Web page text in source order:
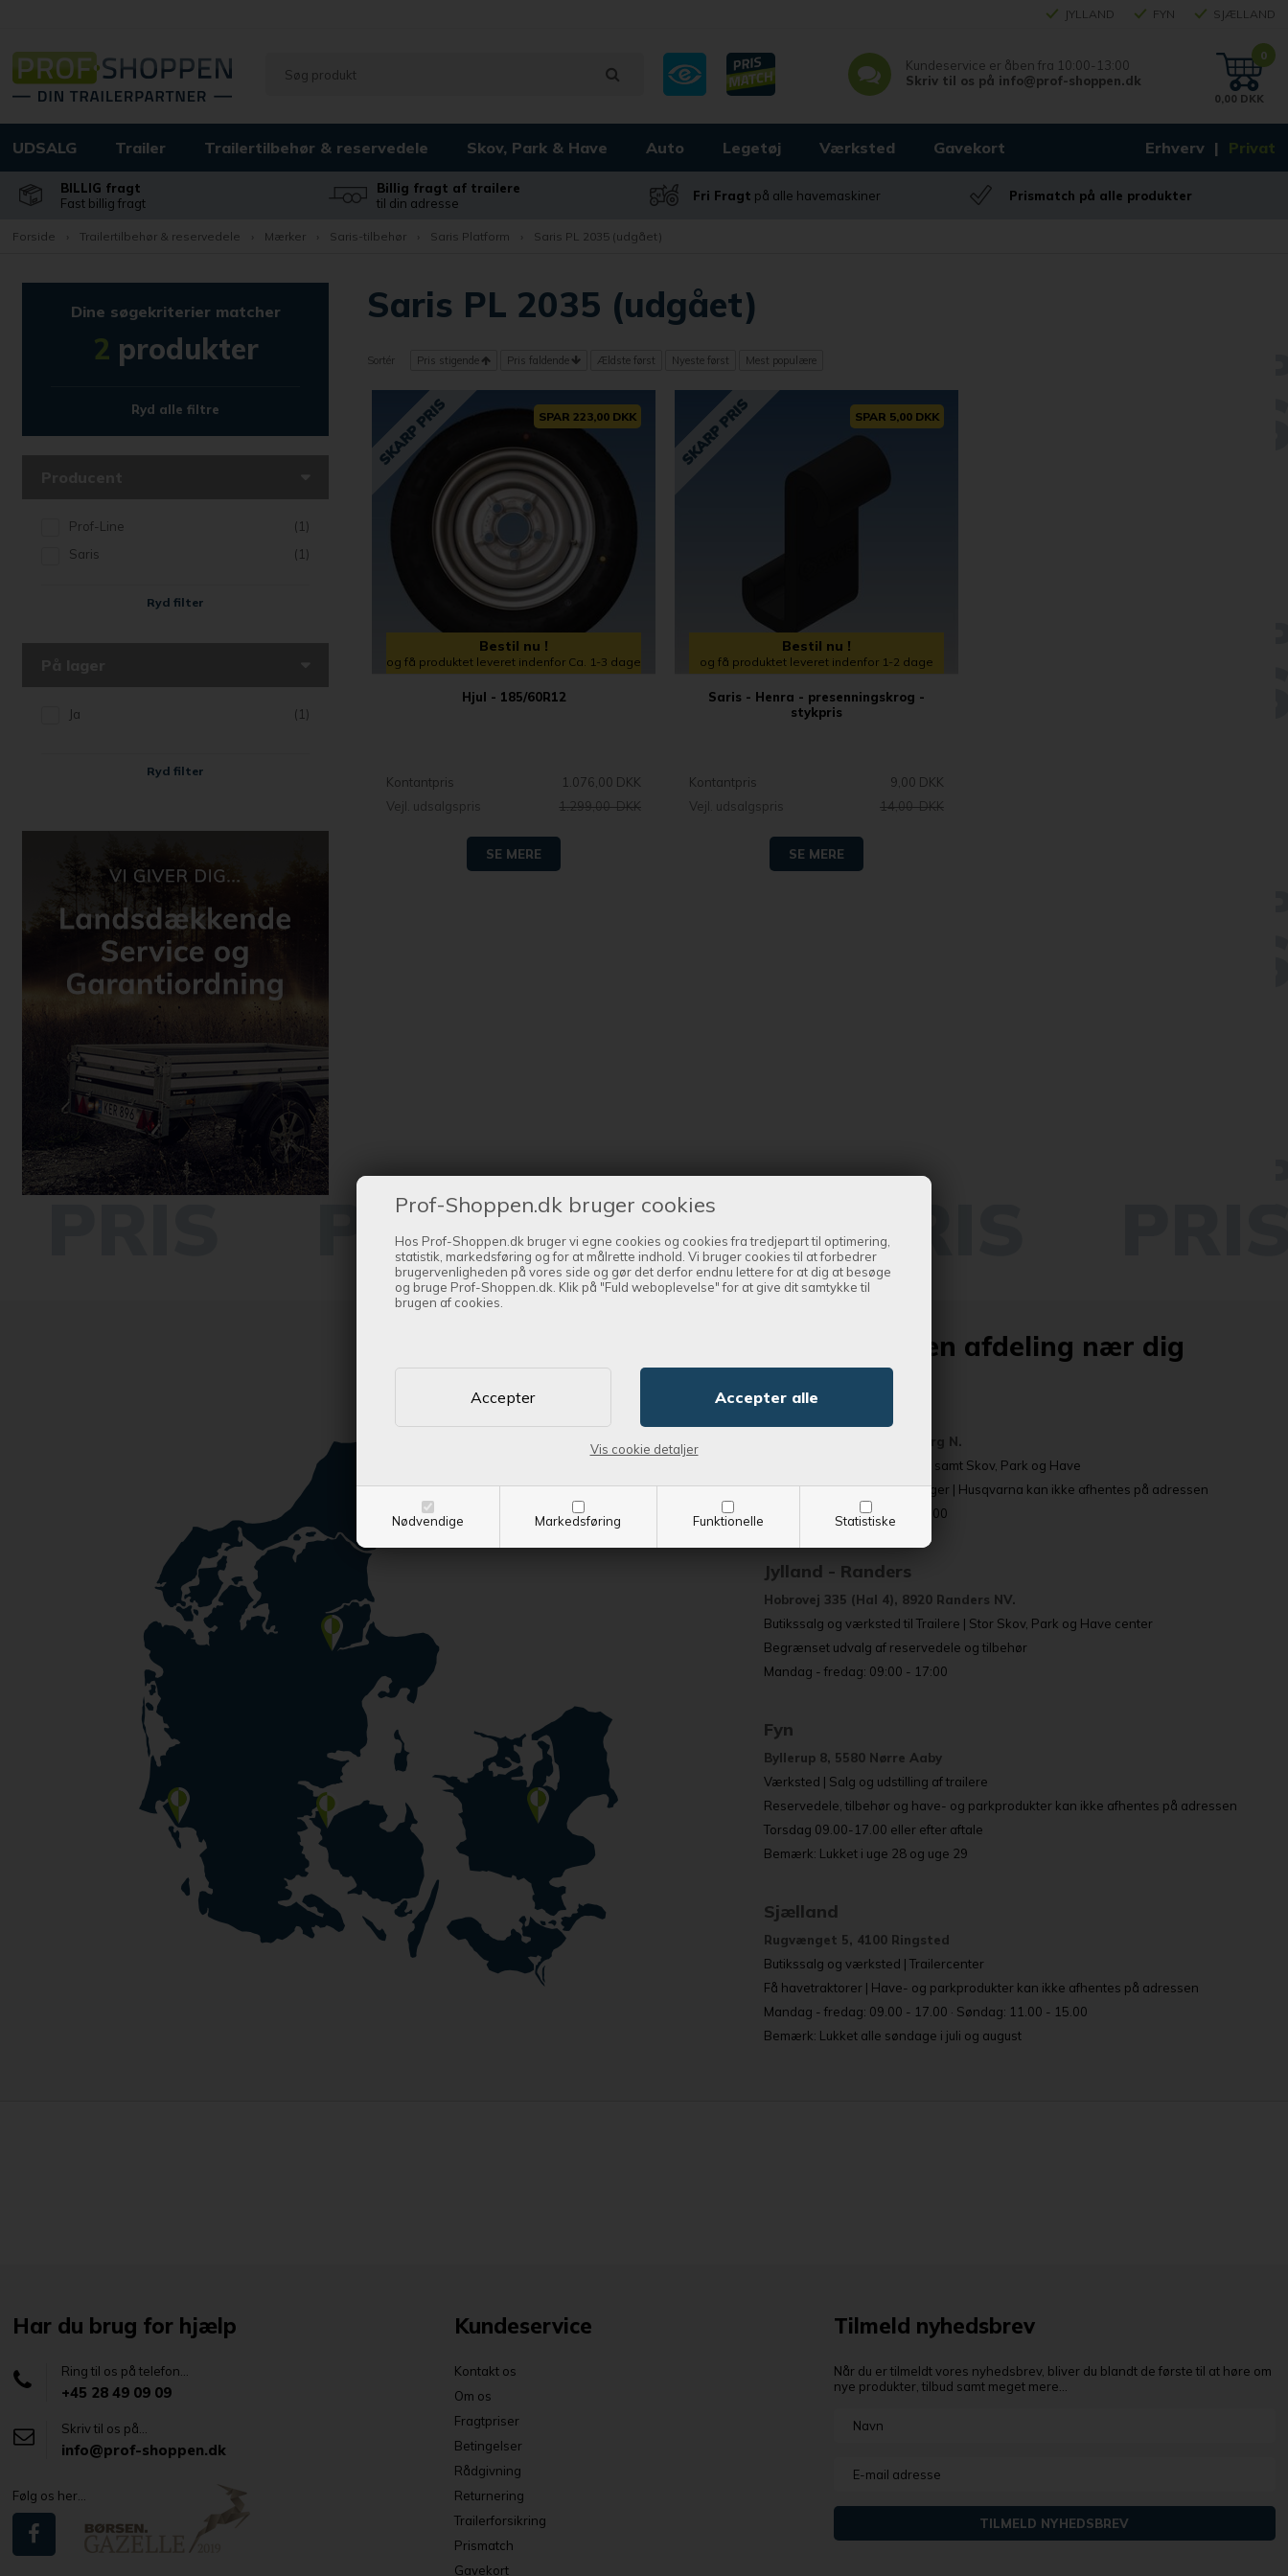
Prof-Shoppen.dk bruger cookies
Hos Prof-Shoppen.dk bruger vi egne cookies og cookies fra tredjepart til optimering,
statistik, markedsføring og for at målrette indhold. Vi bruger cookies til at forbedrer
brugervenligheden på vores side og gør det derfor endnu lettere for at dig at besøge
og bruge Prof-Shoppen.dk. Klik på "Fuld weboplevelse" for at give dit samtykke til
brugen af cookies.
Nødvendige Markedsføring Funktionelle Statistiske
Vis cookie detaljer
Erhverv Privat
JYLLAND FYN SJÆLLAND
Kundeservice er åben fra 10:00-13:00
Skriv til os på info@prof-shoppen.dk
0
0,00 DKK
UDSALG Trailer Trailertilbehør & reservedele Skov, Park & Have Auto Legetøj Værksted Gavekort
BILLIG fragt
Fast billig fragt
Billig fragt af trailere
til din adresse
Fri Fragt på alle havemaskiner Prismatch på alle produkter
Forside Trailertilbehør & reservedele Mærker Saris-tilbehør Saris Platform Saris PL 2035 (udgået)
Dine søgekriterier matcher
2 produkter
Ryd alle filtre
Prof-Line
(1)
Saris
(1)
Ryd filter
Ja (1)
Ryd filter
Saris PL 2035 (udgået)
Sortér Pris stigende Pris faldende Ældste først Nyeste først Mest populære
SPAR 223,00 DKK
Bestil nu !
og få produktet leveret indenfor Ca. 1-3 dage
Hjul - 185/60R12
Kontantpris
1.076,00 DKK
Vejl. udsalgspris
1.299,00 DKK
SE MERE
SPAR 5,00 DKK
Bestil nu !
og få produktet leveret indenfor 1-2 dage
Saris - Henra - presenningskrog -
stykpris
Kontantpris
9,00 DKK
Vejl. udsalgspris
14,00 DKK
SE MERE
Vi har altid en afdeling nær dig
Øresundsvej 7, 6715 Esbjerg N.
Butikssalg og trailerudstilling samt Skov, Park og Have
Stort web- og reservedelslager | Husqvarna kan ikke afhentes på adressen
Mandag - fredag: 09:00 - 17:00
Jylland - Randers
Hobrovej 335 (Hal 4), 8920 Randers NV.
Butikssalg og værksted til Trailere | Stor Skov, Park og Have center
Begrænset udvalg af reservedele og tilbehør
Mandag - fredag: 09:00 - 17:00
Fyn
Byllerup 8, 5580 Nørre Aaby
Værksted | Salg og udstilling af trailere
Reservedele, tilbehør og have- og parkprodukter kan ikke afhentes på adressen
Torsdag 09.00-17.00 eller efter aftale
Bemærk: Lukket i uge 28 og uge 29
Sjælland
Rugvænget 5, 4100 Ringsted
Butikssalg og værksted | Trailercenter
Få havetraktorer | Have- og parkprodukter kan ikke afhentes på adressen
Mandag - fredag: 09.00 - 17.00 · Søndag: 11.00 - 15.00
Bemærk: Lukket alle søndage i juli og august
Har du brug for hjælp
Ring til os på telefon...
+45 28 49 09 09
Skriv til os på...
info@prof-shoppen.dk
Følg os her...
Kundeservice
Kontakt os
Om os
Fragtpriser
Betingelser
Rådgivning
Returnering
Trailerforsikring
Prismatch
Gavekort
Tilmeld nyhedsbrev
Når du er tilmeldt vores nyhedsbrev, bliver du blandt de første til at høre om
nye produkter, tilbud samt meget mere...